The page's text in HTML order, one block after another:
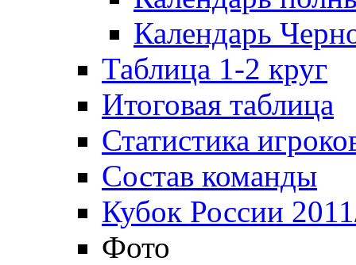
Календарь
Таблица 1-2 круг
Итоговая таблица
Статистика
Состав команды
Кубок России
Фото